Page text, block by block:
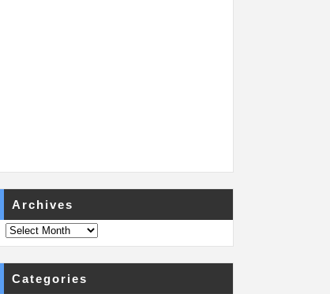
Archives
Categories